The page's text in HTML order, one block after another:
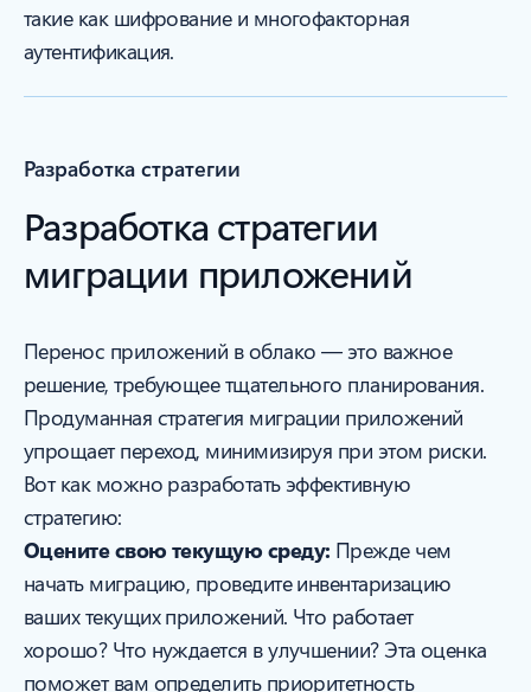
такие как шифрование и многофакторная
аутентификация.
Разработка стратегии
Разработка стратегии
миграции приложений
Перенос приложений в облако — это важное
решение, требующее тщательного планирования.
Продуманная стратегия миграции приложений
упрощает переход, минимизируя при этом риски.
Вот как можно разработать эффективную
стратегию:
Оцените свою текущую среду: Прежде чем
начать миграцию, проведите инвентаризацию
ваших текущих приложений. Что работает
хорошо? Что нуждается в улучшении? Эта оценка
поможет вам определить приоритетность